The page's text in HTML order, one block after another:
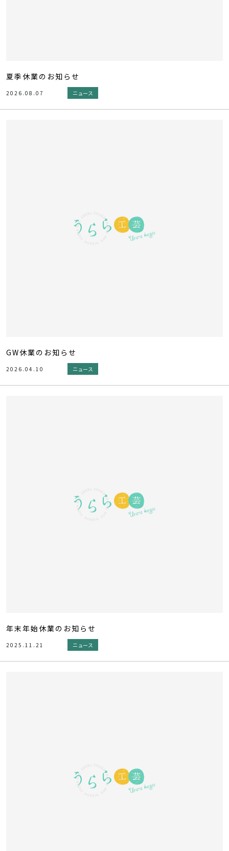
夏季休業のお知らせ
2026.08.07 ニュース
GW休業のお知らせ
2026.04.10 ニュース
年末年始休業のお知らせ
2025.11.21 ニュース